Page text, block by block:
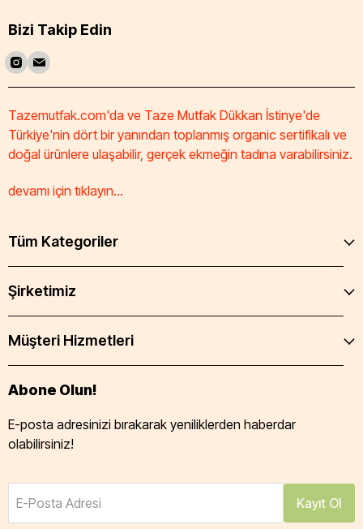
Bizi Takip Edin
Tazemutfak.com'da ve Taze Mutfak Dükkan İstinye'de
Türkiye'nin dört bir yanından toplanmış organic sertifikalı ve
doğal ürünlere ulaşabilir, gerçek ekmeğin tadına varabilirsiniz.
devamı için tıklayın...
Tüm Kategoriler
Şirketimiz
Müşteri Hizmetleri
Abone Olun!
E-posta adresinizi bırakarak yeniliklerden haberdar
olabilirsiniz!
E-Posta Adresi Kayıt Ol